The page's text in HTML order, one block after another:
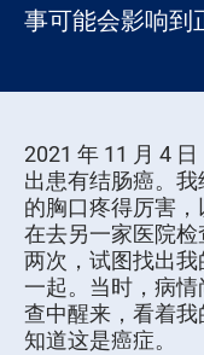
事可能会影响到
2021 年 11 月 4
出患有结肠癌。
的胸口疼得厉害，
在去另一家医院
两次，试图找出
一起。当时，病
查中醒来，看着
知道这是癌症。